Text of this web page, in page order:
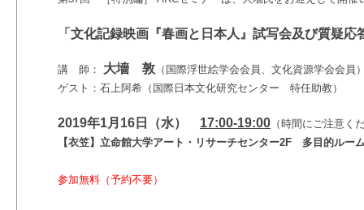
「文化記録映画『春画と日本人』試写会及び質疑応
講 師： 大墻 敦 （国際浮世絵学会会員、文化資源学会会員
ゲスト：石上阿希（国際日本文化研究センター 特任助教）
2019年1月16日（水） 17:00-19:00 （時間にご注意く
【衣笠】立命館大学アート・リサーチセンター2F 多目的ルー
参加無料（予約不要）